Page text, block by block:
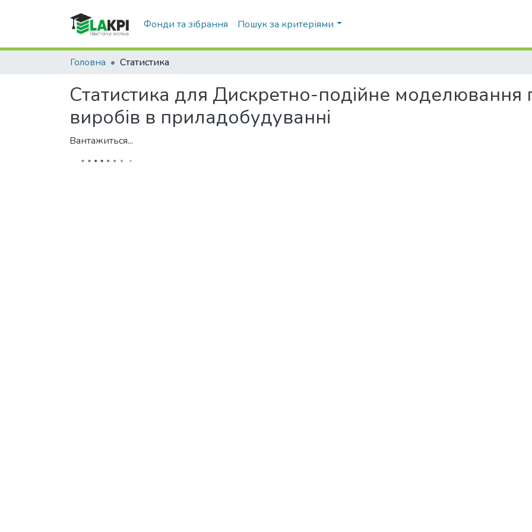
Фонди та зібрання Пошук за критеріями
Головна Статистика
Статистика для Дискретно-подійне моделювання
виробів в приладобудуванні
Вантажиться...